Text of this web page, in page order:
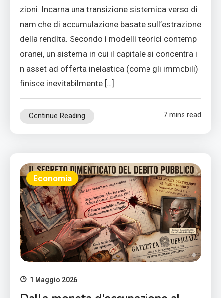
zioni. Incarna una transizione sistemica verso di
namiche di accumulazione basate sull’estrazione
della rendita. Secondo i modelli teorici contemp
oranei, un sistema in cui il capitale si concentra i
n asset ad offerta inelastica (come gli immobili)
finisce inevitabilmente […]
Continue Reading 7 mins read
Economia
1 Maggio 2026